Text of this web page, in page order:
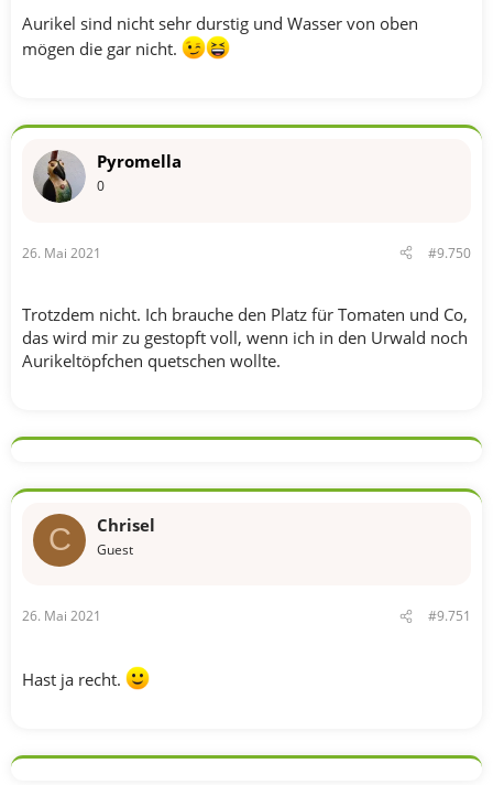
Aurikel sind nicht sehr durstig und Wasser von oben
mögen die gar nicht.
Pyromella
0
26. Mai 2021 #9.750
Trotzdem nicht. Ich brauche den Platz für Tomaten und Co,
das wird mir zu gestopft voll, wenn ich in den Urwald noch
Aurikeltöpfchen quetschen wollte.
C Chrisel
Guest
26. Mai 2021 #9.751
Hast ja recht.